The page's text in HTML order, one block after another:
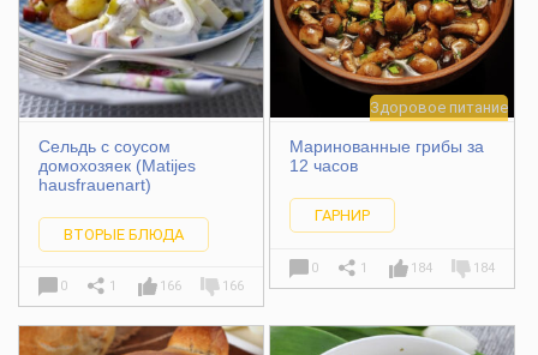
Сельдь с соусом
домохозяек (Matijes
hausfrauenart)
ВТОРЫЕ БЛЮДА
0 1 166 166
Здоровое питание
Маринованные грибы за
12 часов
ГАРНИР
0 1 184 184